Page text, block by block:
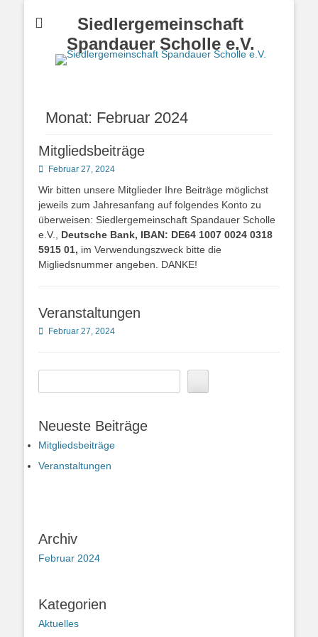
Siedlergemeinschaft
Spandauer Scholle e.V.
Monat: Februar 2024
Mitgliedsbeiträge
Posted
Februar 27, 2024
Wir bitten unsere Mitglieder Ihre Beiträge möglichst
jeweils zum Jahresanfang auf folgendes Konto zu
überweisen: Siedlergemeinschaft Spandauer Scholle
e.V., Deutsche Bank, IBAN: DE64 1007 0024 0318
5915 01, im Verwendungszweck bitte die
Migliedsnummer angeben. DANKE!
Veranstaltungen
Posted
Februar 27, 2024
Neueste Beiträge
Mitgliedsbeiträge
Veranstaltungen
Archiv
Februar 2024
Kategorien
Aktuelles